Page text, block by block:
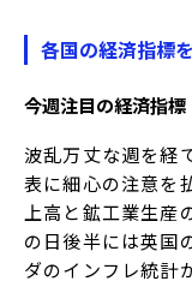
各国の経済指標
今週注目の経済指標
波乱万丈な週を経
表に細心の注意を
上高と鉱工業生産
の日後半には英国
ダのインフレ統計